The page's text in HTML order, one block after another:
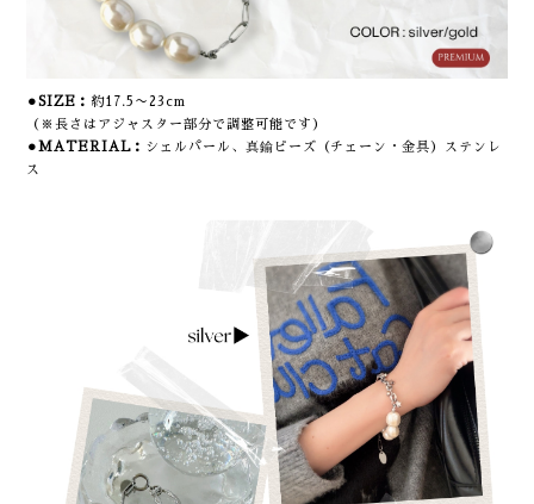
⚫︎SIZE：約17.5〜23cm
（※長さはアジャスター部分で調整可能です）
⚫︎MATERIAL： シェルパール、真鍮ビーズ（チェーン・金具）ステンレ
ス